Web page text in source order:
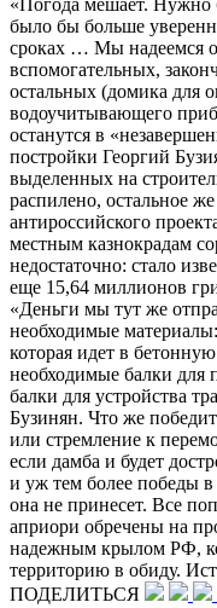
было бы больше
сроках … Мы надеемся
вспомогательных,
остальных (домика для
водоучитывающего
останутся в
постройки Георгий
выделенных на
распилено, остальное
антироссийского
местным казнокрадам
недостаточно: стало
еще 15,64 миллионов
«Деньги мы тут же
необходимые
которая идет в
необходимые балки для
балки для устройства
Бузинян. Что же
или стремление к
если дамба и будет
и уж тем более победы
она не принесет. Все
априори обречены на
надежным крылом РФ,
территорию в обиду.
ПОДЕЛИТЬСЯ